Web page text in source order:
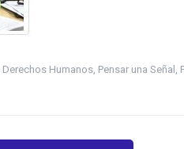
Derechos Humanos, Pensar una Señal ,